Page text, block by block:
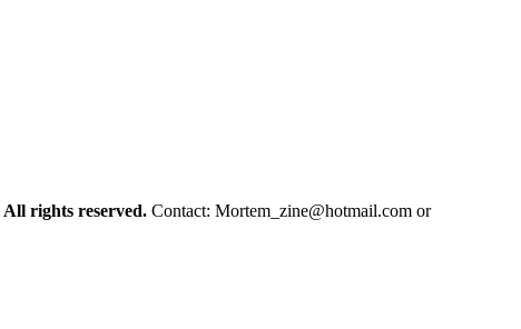
All rights reserved. Contact: Mortem_zine@hotmail.com or